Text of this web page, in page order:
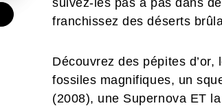
suivez-les pas à pas dans
franchissez des déserts
Découvrez des pépites
fossiles magnifiques, un
(2008), une Supernova ET